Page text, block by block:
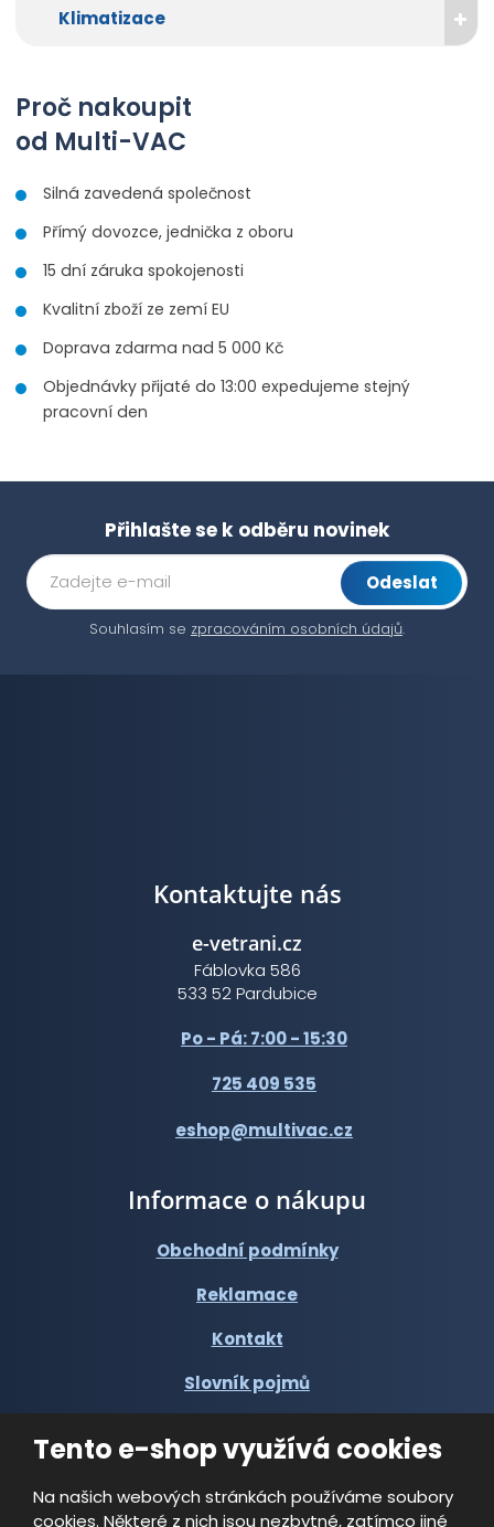
Tento e-shop využívá cookies
Na našich webových stránkách používáme soubory
cookies. Některé z nich jsou nezbytné, zatímco jiné
Klimatizace
Proč nakoupit
od Multi-VAC
Silná zavedená společnost
Přímý dovozce, jednička z oboru
15 dní záruka spokojenosti
Kvalitní zboží ze zemí EU
Doprava zdarma nad 5 000 Kč
Objednávky přijaté do 13:00 expedujeme stejný
pracovní den
Přihlašte se k odběru novinek
Odeslat
Souhlasím se zpracováním osobních údajů.
Kontaktujte nás
e-vetrani.cz
Fáblovka 586
533 52 Pardubice
Po - Pá: 7:00 - 15:30
725 409 535
eshop@multivac.cz
Informace o nákupu
Obchodní podmínky
Reklamace
Kontakt
Slovník pojmů